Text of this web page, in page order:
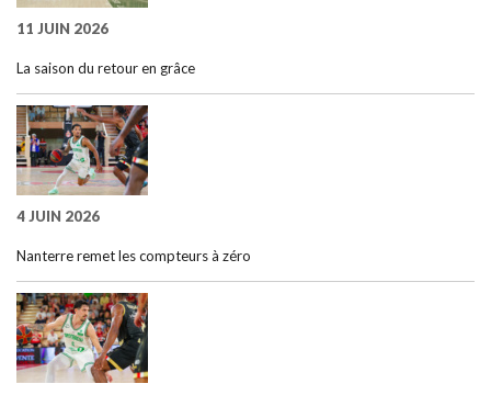
11 JUIN 2026
La saison du retour en grâce
4 JUIN 2026
Nanterre remet les compteurs à zéro